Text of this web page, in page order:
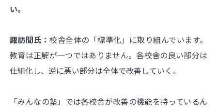
い。
諏訪間氏：校舎全体の「標準化」に取り組んでいます。
教育は正解が一つではありません。各校舎の良い部分は
仕組化し、逆に悪い部分は全体で改善していく。
「みんなの塾」では各校舎が改善の機能を持っているん